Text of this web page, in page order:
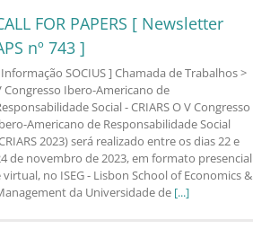
FOR PAPERS [ Newsletter
nº 743 ]
SOCIUS ] Chamada de Trabalhos >
Congresso Ibero-Americano de
Social - CRIARS O V Congresso
Americano de Responsabilidade Social
2023) será realizado entre os dias 22 e
de novembro de 2023, em formato presencial
virtual, no ISEG - Lisbon School of Economics &
da Universidade de [...]